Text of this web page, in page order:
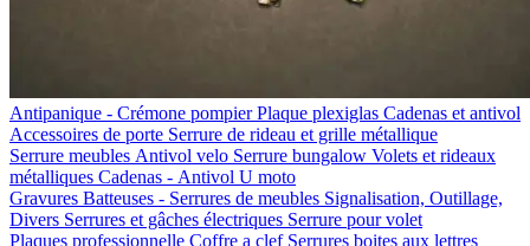
Antipanique - Crémone pompierPlaque plexiglas Cadenas et antivol
Accessoires de porte Serrure de rideau et grille métallique
Serrure meubles Antivol velo Serrure bungalow Volets et rideaux
métalliques Cadenas - Antivol U moto
Gravures Batteuses - Serrures de meubles Signalisation, Outillage,
Divers Serrures et gâches électriques Serrure pour volet
Plaques professionnelle Coffre a clef Serrures boites aux lettres